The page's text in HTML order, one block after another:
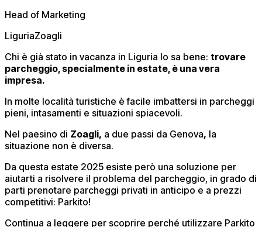
Head of Marketing
LiguriaZoagli
Chi è già stato in vacanza in Liguria lo sa bene: trovare
parcheggio, specialmente in estate, è una vera
impresa.
In molte località turistiche è facile imbattersi in parcheggi
pieni, intasamenti e situazioni spiacevoli.
Nel paesino di Zoagli, a due passi da Genova, la
situazione non è diversa.
Da questa estate 2025 esiste però una soluzione per
aiutarti a risolvere il problema del parcheggio, in grado di
parti prenotare parcheggi privati in anticipo e a prezzi
competitivi: Parkito!
Continua a leggere per scoprire perché utilizzare Parkito